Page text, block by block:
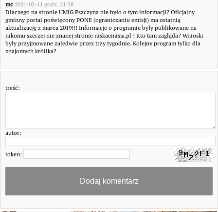
mc2021-02-11 godz. 21:58
Dlaczego na stronie UMiG Pszczyna nie było o tym informacji? Oficjalny
gminny portal poświęcony PONE (ograniczaniu emisji) ma ostatnią
aktualizację z marca 2019!!! Informacje o programie były publikowane na
nikomu szerzej nie znanej stronie niskaemisja.pl ! Kto tam zagląda? Wnioski
były przyjmowane zaledwie przez trzy tygodnie. Kolejny program tylko dla
znajomych królika?
treść:
autor:
token: